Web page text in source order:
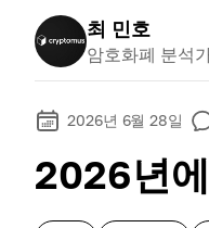
최 민호
암호화폐 분석
2026년 6월 28일
2026년